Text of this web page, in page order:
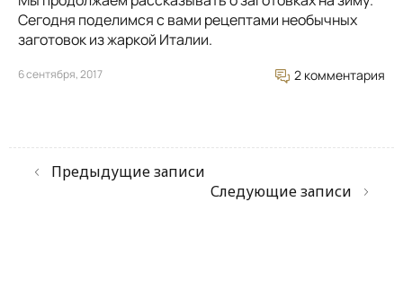
Сегодня поделимся с вами рецептами необычных
заготовок из жаркой Италии.
6 сентября, 2017 2 комментария
Предыдущие записи
Следующие записи